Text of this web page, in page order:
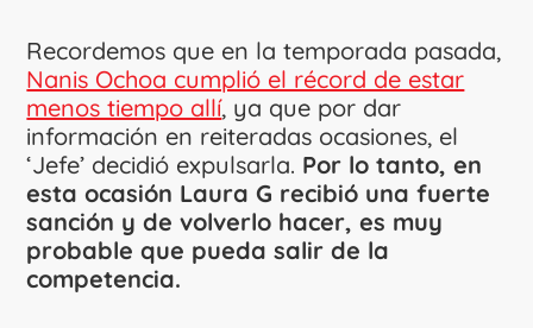
Recordemos que en la temporada pasada,
Nanis Ochoa cumplió el récord de estar
menos tiempo allí, ya que por dar
información en reiteradas ocasiones, el
‘Jefe’ decidió expulsarla. Por lo tanto, en
esta ocasión Laura G recibió una fuerte
sanción y de volverlo hacer, es muy
probable que pueda salir de la
competencia.